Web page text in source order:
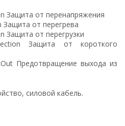
Защита от перенапряжения
от перегрева
Защита от перегрузки
Защита от короткого
Предотвращение выхода из
силовой кабель.